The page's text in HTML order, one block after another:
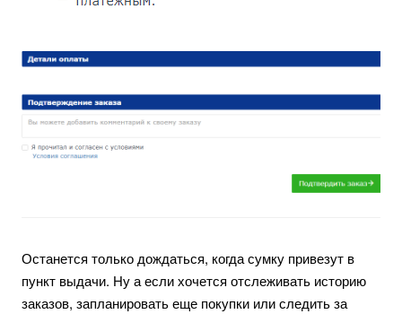
Останется только дождаться, когда сумку привезут в
пункт выдачи. Ну а если хочется отслеживать историю
заказов, запланировать еще покупки или следить за